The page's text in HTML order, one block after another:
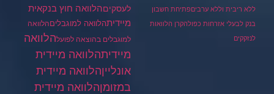
ללא ריבית וללא ערביםפתיחת חשבון
בנק לבעלי אזרחות כפולהקרן הלוואות
לנזקקים
לעסקיםהלוואה חוץ בנקאית
מיידיתהלוואה למוגבליםהלוואה
למוגבלים בהוצאה לפועלהלוואה
מיידיתהלוואה מיידית
אונלייןהלוואה מיידית
במזומןהלוואה מיידית